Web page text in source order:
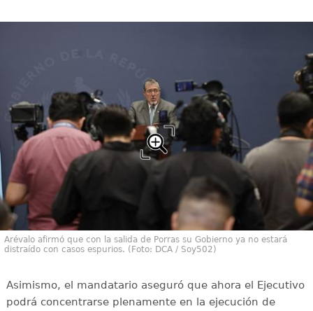
Arévalo afirmó que con la salida de Porras su Gobierno ya no estará
distraído con casos espurios. (Foto: DCA / Soy502)
Asimismo, el mandatario aseguró que ahora el Ejecutivo
podrá concentrarse plenamente en la ejecución de